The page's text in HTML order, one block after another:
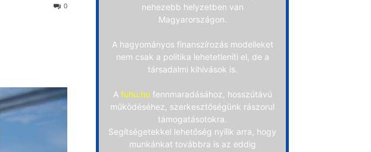
0
nehezebb helyzetben van
Magyarországon.
A hagyományos finanszírozás modelleket
nem csak a politika lehetetleníti el, de a
társadalmi kihívások is.
A fuhu.hu fennmaradásához, hosszútávú
működéséhez, szerkesztőségünk rászorul
támogatásotokra.
Segítségetekkel lehetőség nyílik arra, hogy
munkánkat továbbra is az eddig